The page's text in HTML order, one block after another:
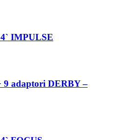
IMPULSE
9 adaptori DERBY –